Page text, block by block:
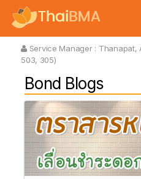
Service Manager : Thanapat,
503, 305)
Bond Blogs